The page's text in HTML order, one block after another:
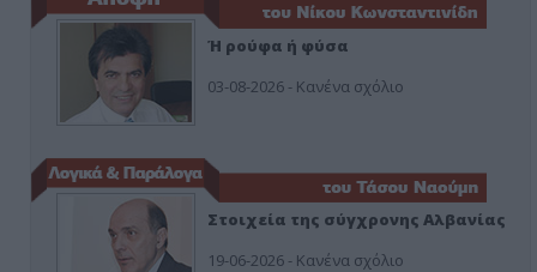
Ή ρούφα ή φύσα
03-08-2026 - Κανένα σχόλιο
Στοιχεία της σύγχρονης Αλβανίας
19-06-2026 - Κανένα σχόλιο